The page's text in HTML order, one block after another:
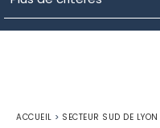
ACCUEIL > SECTEUR SUD DE LYON